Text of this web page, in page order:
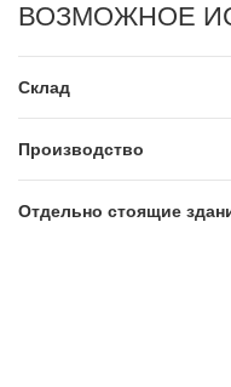
ВОЗМОЖНОЕ
Склад
Производство
Отдельно стоящие